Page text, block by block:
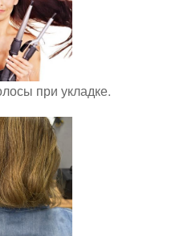
при укладке.